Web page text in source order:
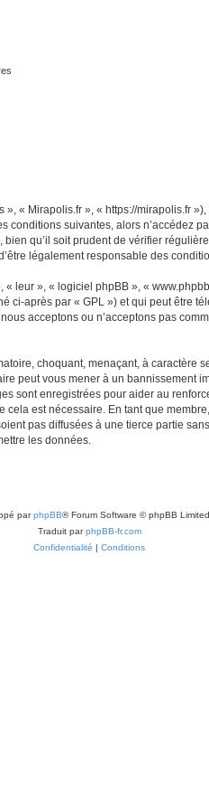
« Mirapolis.fr », « https://mirapolis.fr
conditions suivantes, alors n’accédez
qu’il soit prudent de vérifier
légalement responsable des
leur », « logiciel phpBB », «
ci-après par « GPL ») et qui peut être
acceptons ou n’acceptons pas
choquant, menaçant, à caractère
peut vous mener à un bannissement
sont enregistrées pour aider au
est nécessaire. En tant que
pas diffusées à une tierce partie
les données.
parphpBB® Forum Software © phpBB Limited
Traduit parphpBB-fr.com
Confidentialité | Conditions